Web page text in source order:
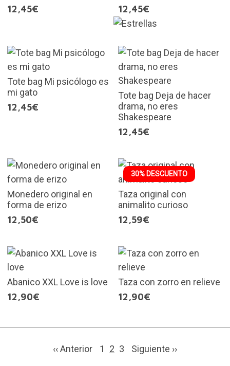
12,45€
12,45€
Tote bag Mi psicólogo es
mi gato
12,45€
Tote bag Deja de hacer
drama, no eres
Shakespeare
12,45€
Monedero original en
forma de erizo
12,50€
30% DESCUENTO
Taza original con
animalito curioso
12,59€
Abanico XXL Love is love
12,90€
Taza con zorro en relieve
12,90€
‹‹ Anterior 1 2 3 Siguiente ››